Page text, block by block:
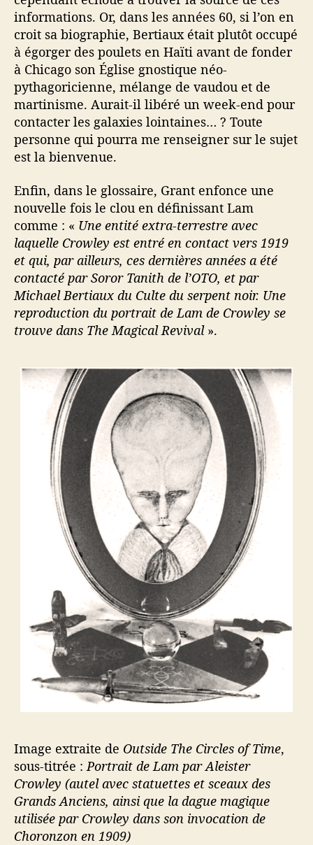
informations. Or, dans les années 60, si l’on en
croit sa biographie, Bertiaux était plutôt occupé
à égorger des poulets en Haïti avant de fonder
à Chicago son Église gnostique néo-
pythagoricienne, mélange de vaudou et de
martinisme. Aurait-il libéré un week-end pour
contacter les galaxies lointaines… ? Toute
personne qui pourra me renseigner sur le sujet
est la bienvenue.
Enfin, dans le glossaire, Grant enfonce une
nouvelle fois le clou en définissant Lam
comme : « Une entité extra-terrestre avec
laquelle Crowley est entré en contact vers 1919
et qui, par ailleurs, ces dernières années a été
contacté par Soror Tanith de l’OTO, et par
Michael Bertiaux du Culte du serpent noir. Une
reproduction du portrait de Lam de Crowley se
trouve dans The Magical Revival ».
Image extraite de Outside The Circles of Time,
sous-titrée : Portrait de Lam par Aleister
Crowley (autel avec statuettes et sceaux des
Grands Anciens, ainsi que la dague magique
utilisée par Crowley dans son invocation de
Choronzon en 1909)